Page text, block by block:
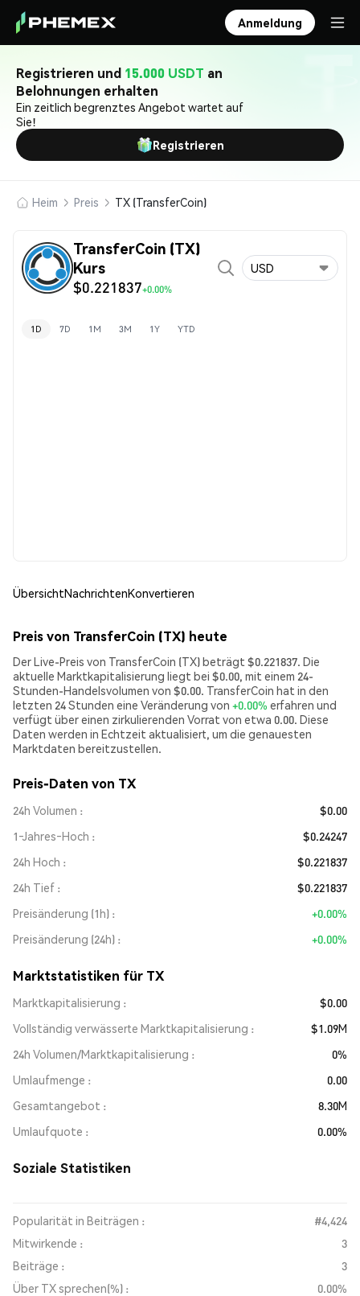
Anmeldung
Registrieren und 15.000 USDT an
Belohnungen erhalten
Ein zeitlich begrenztes Angebot wartet auf
Sie!
Registrieren
Heim Preis TX (TransferCoin)
TransferCoin (TX)
Kurs
$0.221837+0.00%
USD
1D 7D 1M 3M 1Y YTD
ÜbersichtNachrichtenKonvertieren
Preis von TransferCoin (TX) heute
Der Live-Preis von TransferCoin (TX) beträgt $0.221837. Die
aktuelle Marktkapitalisierung liegt bei $0.00, mit einem 24-
Stunden-Handelsvolumen von $0.00. TransferCoin hat in den
letzten 24 Stunden eine Veränderung von +0.00% erfahren und
verfügt über einen zirkulierenden Vorrat von etwa 0.00. Diese
Daten werden in Echtzeit aktualisiert, um die genauesten
Marktdaten bereitzustellen.
Preis-Daten von TX
24h Volumen
$0.00
1‑Jahres‑Hoch
$0.24247
24h Hoch
$0.221837
24h Tief
$0.221837
Preisänderung (1h)
+0.00%
Preisänderung (24h)
+0.00%
Marktstatistiken für TX
Marktkapitalisierung
$0.00
Vollständig verwässerte Marktkapitalisierung
$1.09M
24h Volumen/Marktkapitalisierung
0%
Umlaufmenge
0.00
Gesamtangebot
8.30M
Umlaufquote
0.00%
Soziale Statistiken
Popularität in Beiträgen :
#4,424
Mitwirkende :
3
Beiträge :
3
Über TX sprechen(%) :
0.00%